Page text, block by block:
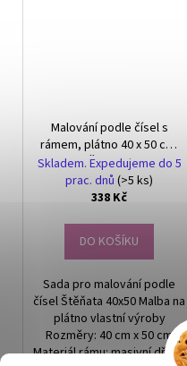
Malování podle čísel s
rámem, plátno 40 x 50 cm,
Štěňata
Skladem. Expedujeme do 5
prac. dnů (>5 ks)
338 Kč
DO KOŠÍKU
Sada pro malování podle
čísel Štěňata 40x50 Malba na
plátno vlastní výroby
Rozměry: 40 cm x 50 cm
Materiál rámu: masivní dřevo